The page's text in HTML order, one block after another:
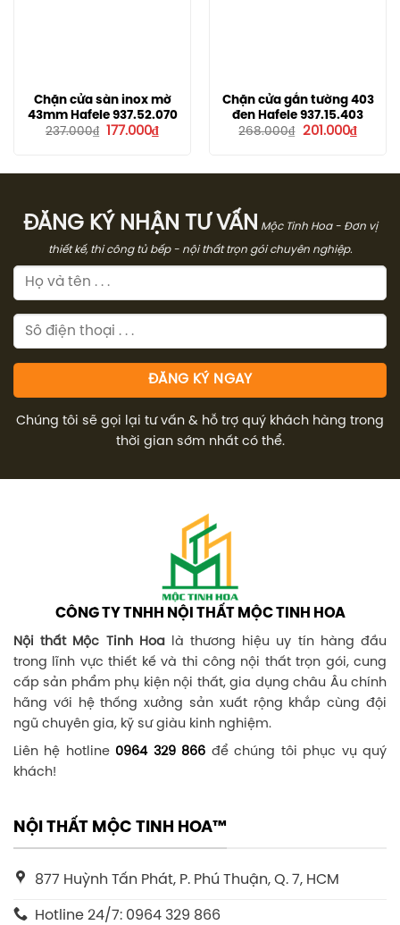
Chặn cửa sàn inox mờ
43mm Hafele 937.52.070
237.000₫ Giá
177.000₫Giá
177.000₫.
Chặn cửa gắn tường 403
đen Hafele 937.15.403
268.000₫
Giá
201.000₫Giá
ĐĂNG KÝ NHẬN TƯ VẤN
Mộc Tinh Hoa - Đơn vị
thiết kế, thi công tủ bếp - nội thất trọn gói chuyên nghiệp.
Chúng tôi sẽ gọi lại tư vấn & hỗ trợ quý khách hàng trong
thời gian sớm nhất có thể.
CÔNG TY TNHH NỘI THẤT MỘC TINH HOA
Nội thất Mộc Tinh Hoalà thương hiệu uy tín hàng đầu
trong lĩnh vực thiết kế và thi công nội thất trọn gói, cung
cấp sản phẩm phụ kiện nội thất, gia dụng châu Âu chính
hãng với hệ thống xưởng sản xuất rộng khắp cùng đội
ngũ chuyên gia, kỹ sư giàu kinh nghiệm.
Liên hệ hotline 0964 329 866 để chúng tôi phục vụ quý
khách!
NỘI THẤT MỘC TINH HOA™
877 Huỳnh Tấn Phát, P. Phú Thuận, Q. 7, HCM
Hotline 24/7: 0964 329 866